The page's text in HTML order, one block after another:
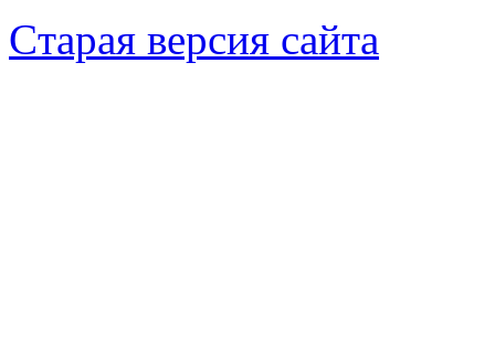
Cтарая версия сайта